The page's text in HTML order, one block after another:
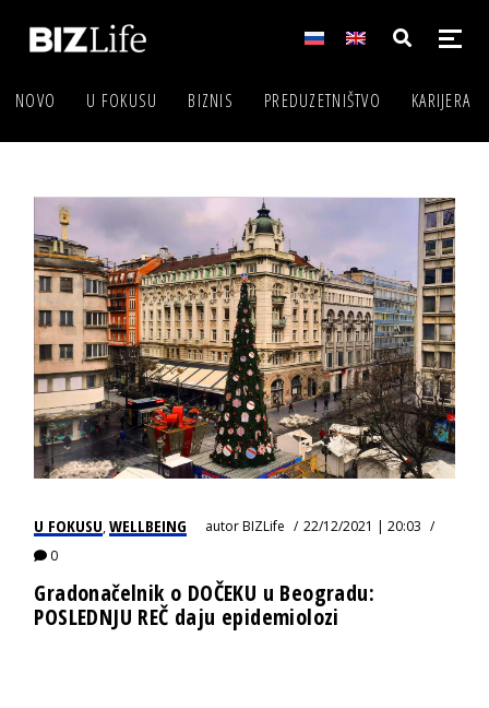
NOVO U FOKUSU BIZNIS PREDUZETNIŠTVO KARIJERA
U FOKUSU,WELLBEING autorBIZLife
22/12/2021 | 20:03
0
Gradonačelnik o DOČEKU u Beogradu:
POSLEDNJU REČ daju epidemiolozi